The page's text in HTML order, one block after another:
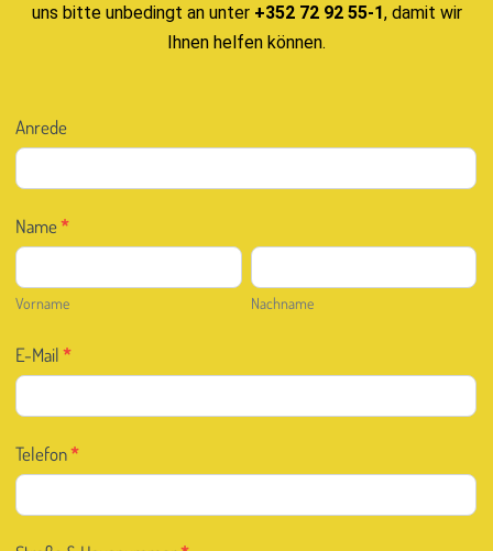
uns bitte unbedingt an unter +352 72 92 55-1, damit wir
Ihnen helfen können.
Kontakt
D
Anrede
Name*
Vorname
Vorname
Nachname
Nachname
E-Mail*
Telefon*